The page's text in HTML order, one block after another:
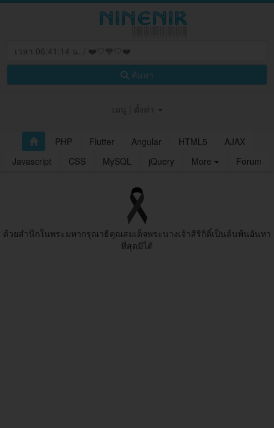
ค้นหา
เมนู | ตั้งค่า
PHP Flutter Angular HTML5
AJAX
Javascript
CSS MySQL jQuery More Forum
ด้วยสํานึกในพระมหากรุณาธิคุณสมเด็จพระนางเจ้าสิริกิติ์เป็นล้นพ้นอันหา
ที่สุดมิได้